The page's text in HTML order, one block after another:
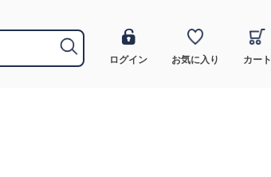
ログイン お気に入り カート